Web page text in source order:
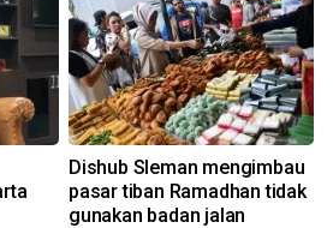
Dishub Sleman mengimbau
pasar tiban Ramadhan tidak
gunakan badan jalan